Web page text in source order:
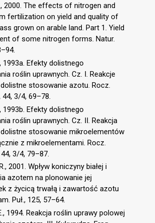
2000. The effects of nitrogen and
fertilization on yield and quality of
grown on arable land. Part 1. Yield
of some nitrogen forms. Natur.
1993a. Efekty dolistnego
roślin uprawnych. Cz. I. Reakcje
stosowanie azotu. Rocz.
44, 3/4, 69–78.
1993b. Efekty dolistnego
roślin uprawnych. Cz. II. Reakcja
stosowanie mikroelementów
z mikroelementami. Rocz.
3/4, 79–87.
2001. Wpływ koniczyny białej i
azotem na plonowanie jej
z życicą trwałą i zawartość azotu
Puł., 125, 57–64.
1994. Reakcja roślin uprawy polowej